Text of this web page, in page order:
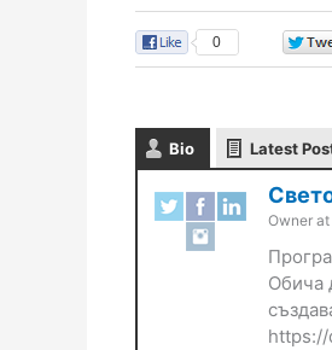
0
Bio Latest
Owner
Обича
https://